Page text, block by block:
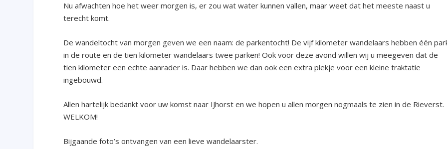
Nu afwachten hoe het weer morgen is, er zou wat water kunnen vallen, maar weet dat het meeste naast u
terecht komt.
De wandeltocht van morgen geven we een naam: de parkentocht! De vijf kilometer wandelaars hebben één
in de route en de tien kilometer wandelaars twee parken! Ook voor deze avond willen wij u meegeven dat de
tien kilometer een echte aanrader is. Daar hebben we dan ook een extra plekje voor een kleine traktatie
ingebouwd.
Allen hartelijk bedankt voor uw komst naar IJhorst en we hopen u allen morgen nogmaals te zien in de Rieverst.
WELKOM!
Bijgaande foto’s ontvangen van een lieve wandelaarster.